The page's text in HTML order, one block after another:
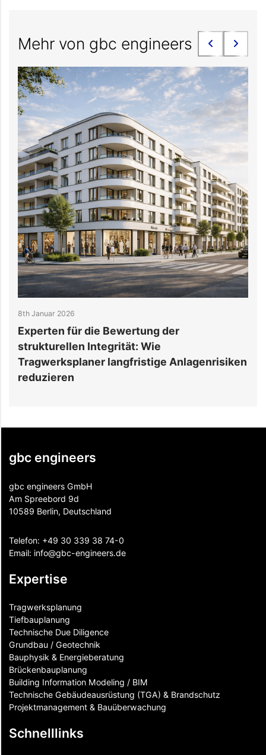
Mehr von gbc engineers
Bewertung der
Wie
langfristige Anlagenrisiken
Warum
erfordern
gbc engineers
gbc engineers GmbH
Am Spreebord 9d
10589 Berlin, Deutschland
Telefon: +49 30 339 38 74-0
Email: info@gbc-engineers.de
Expertise
Tragwerksplanung
Tiefbauplanung
Technische Due Diligence
Grundbau / Geotechnik
Bauphysik & Energieberatung
Brückenbauplanung
Building Information Modeling / BIM
Technische Gebäudeausrüstung (TGA) & Brandschutz
Projektmanagement & Bauüberwachung
Schnelllinks